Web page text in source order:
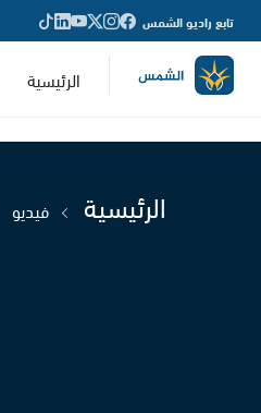
تابع راديو الشمس
الرئيسية
الرئيسية فيديو